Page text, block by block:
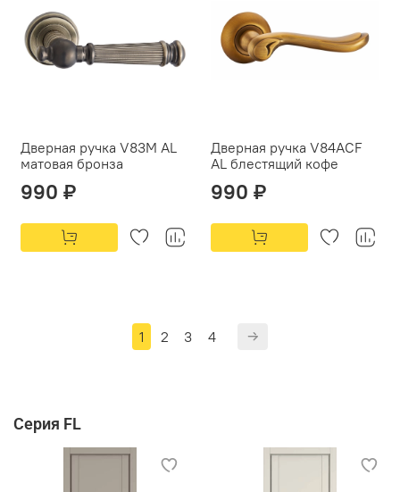
Дверная ручка V83M AL
матовая бронза
990 ₽
Дверная ручка V84ACF
AL блестящий кофе
990 ₽
1 2 3 4
Серия FL